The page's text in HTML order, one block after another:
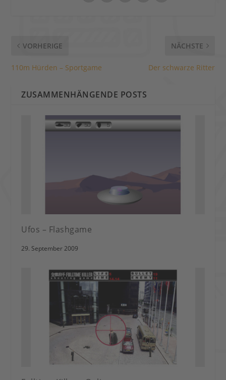
VORHERIGE
110m Hürden – Sportgame
NÄCHSTE
Der schwarze Ritter
ZUSAMMENHÄNGENDE POSTS
Ufos – Flashgame
29. September 2009